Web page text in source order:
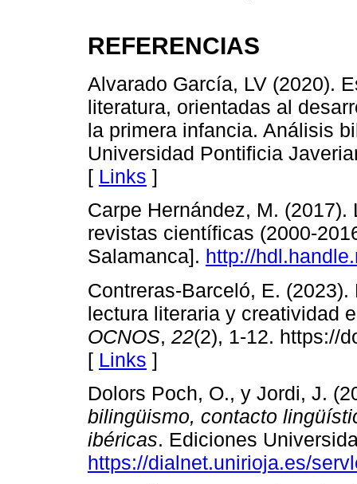
REFERENCIAS
Alvarado García, LV (2020).
literatura, orientadas al
la primera infancia. Análisis
Universidad Pontificia
[ Links ]
Carpe Hernández, M.
revistas científicas (2000-
Salamanca]. http://
Contreras-Barceló, E.
lectura literaria y creatividad
OCNOS, 22(2), 1-12. https://
[ Links ]
Dolors Poch, O., y Jordi, J.
bilingüismo, contacto
ibéricas. Ediciones
https://dialnet.unirioja.es/